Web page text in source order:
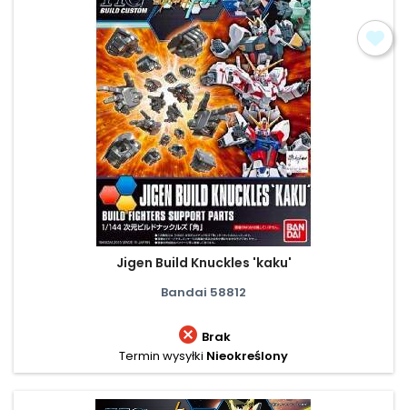
Jigen Build Knuckles 'kaku'
Bandai 58812
 Brak
Termin wysyłki Nieokreślony